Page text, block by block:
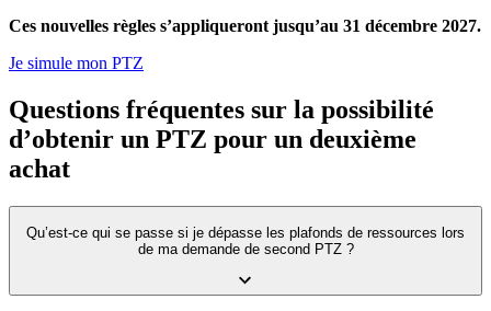
Ces nouvelles règles s’appliqueront jusqu’au 31 décembre 2027.
Je simule mon PTZ
Questions fréquentes sur la possibilité
d’obtenir un PTZ pour un deuxième
achat
Qu’est-ce qui se passe si je dépasse les plafonds de ressources lors
de ma demande de second PTZ ?